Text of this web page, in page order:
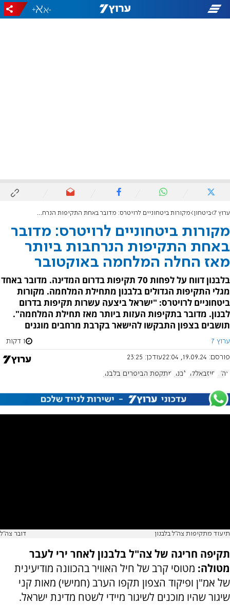
-
+
ערוץ 7 ביטחון מקורות ביטחוניים לרויטרס: מדובר באחת התקיפות הנרחבות ביותר מאז החלה המלחמה באוקטובר
מקורות ביטחוניים לרויטרס: מדובר
באחת התקיפות הנרחבות ביותר
מאז החלה המלחמה באוקטובר
בלבנון דווח על לפחות 70 תקיפות בדרום המדינה. מדובר באחד
מגלי התקיפות הגדולים בלבנון מתחילת המלחמה. מקורות
ביטחוניים לרויטרס: "ישראל ביצעה עשרות תקיפות בדרום
לבנון. מדובר בתקיפות העזות ביותר מאז תחילת המלחמה".
תושבים בצפון התבקשו להישאר בקרבת מרחבים מוגנים
ערוץ 7 1 דקות
פורסם: 19.09.24, 22:04 עודכן: 23:25
צה"ל חיזבאללה לבנון מתקפת הביפרים בלבנון
תיעוד מתקיפות צה"ל בלבנון דובר צה"ל
תקיפה חריגה של צה"ל בלבנון לאחר ירי לעבר
מטולה: מטוסי קרב של חיל האוויר בהכוונה מודיעינית
של אמ"ן ופיקוד הצפון תקפו הערב (חמישי) מאות קני
שיגור שהיו מוכנים לשיגור מיידי לשטח מדינת ישראל.